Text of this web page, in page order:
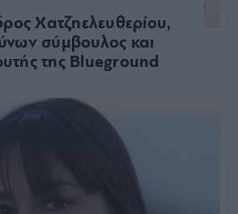
Χατζηελευθερίου,
σύμβουλος και
της Blueground